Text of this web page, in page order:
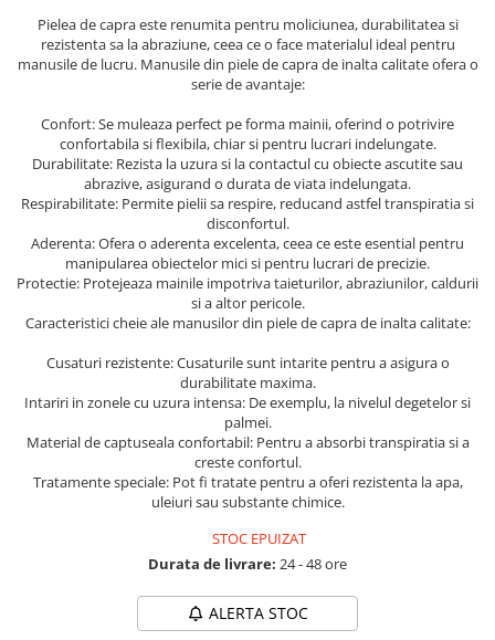
Pistol de Lipit
Pompe Combustibil
Prelungitoare
Protectia muncii
Scule Pneumatice
Slefuitoare
Suport auto
Suport motocicleta
Surubelnite
Tunuri de caldura si aeroteme
Pielea de capra este renumita pentru moliciunea, durabilitatea si
rezistenta sa la abraziune, ceea ce o face materialul ideal pentru
manusile de lucru. Manusile din piele de capra de inalta calitate ofera o
serie de avantaje:
Confort: Se muleaza perfect pe forma mainii, oferind o potrivire
confortabila si flexibila, chiar si pentru lucrari indelungate.
Durabilitate: Rezista la uzura si la contactul cu obiecte ascutite sau
abrazive, asigurand o durata de viata indelungata.
Respirabilitate: Permite pielii sa respire, reducand astfel transpiratia si
disconfortul.
Aderenta: Ofera o aderenta excelenta, ceea ce este esential pentru
manipularea obiectelor mici si pentru lucrari de precizie.
Protectie: Protejeaza mainile impotriva taieturilor, abraziunilor, caldurii
si a altor pericole.
Caracteristici cheie ale manusilor din piele de capra de inalta calitate:
Cusaturi rezistente: Cusaturile sunt intarite pentru a asigura o
durabilitate maxima.
Intariri in zonele cu uzura intensa: De exemplu, la nivelul degetelor si
palmei.
Material de captuseala confortabil: Pentru a absorbi transpiratia si a
creste confortul.
Tratamente speciale: Pot fi tratate pentru a oferi rezistenta la apa,
uleiuri sau substante chimice.
STOC EPUIZAT
Durata de livrare: 24 - 48 ore
ALERTA STOC